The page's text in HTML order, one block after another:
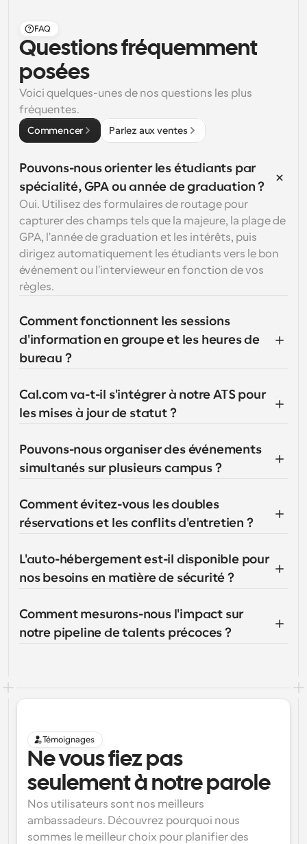
FAQ
Questions fréquemment
posées
Voici quelques-unes de nos questions les plus
fréquentes.
Commencer Parlez aux ventes
Pouvons-nous orienter les étudiants par
spécialité, GPA ou année de graduation ?
Oui. Utilisez des formulaires de routage pour
capturer des champs tels que la majeure, la plage de
GPA, l'année de graduation et les intérêts, puis
dirigez automatiquement les étudiants vers le bon
événement ou l'intervieweur en fonction de vos
règles.
Comment fonctionnent les sessions
d'information en groupe et les heures de
bureau ?
Cal.com va-t-il s'intégrer à notre ATS pour
les mises à jour de statut ?
Pouvons-nous organiser des événements
simultanés sur plusieurs campus ?
Comment évitez-vous les doubles
réservations et les conflits d'entretien ?
L'auto-hébergement est-il disponible pour
nos besoins en matière de sécurité ?
Comment mesurons-nous l'impact sur
notre pipeline de talents précoces ?
Témoignages
Ne vous fiez pas
seulement à notre parole
Nos utilisateurs sont nos meilleurs
ambassadeurs. Découvrez pourquoi nous
sommes le meilleur choix pour planifier des